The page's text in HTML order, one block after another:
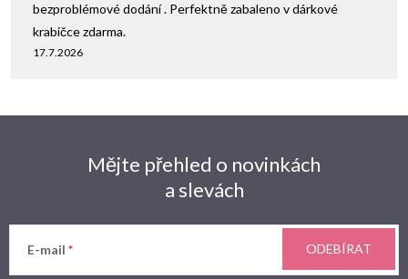
17.7.2026
bezproblémové dodání . Perfektně zabaleno v dárkové
krabičce zdarma.
Mějte přehled o novinkách
a slevách
E-mail ODEBÍRAT